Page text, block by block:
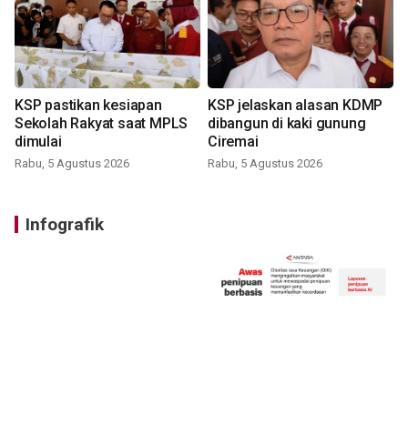
KSP pastikan kesiapan
Sekolah Rakyat saat MPLS
dimulai
Rabu, 5 Agustus 2026
KSP jelaskan alasan KDMP
dibangun di kaki gunung
Ciremai
Rabu, 5 Agustus 2026
Infografik